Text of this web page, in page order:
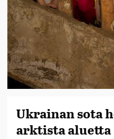
Ukrainan sota
arktista aluetta